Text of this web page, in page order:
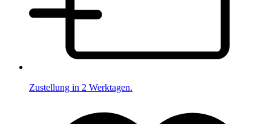
Zustellung in 2 Werktagen.